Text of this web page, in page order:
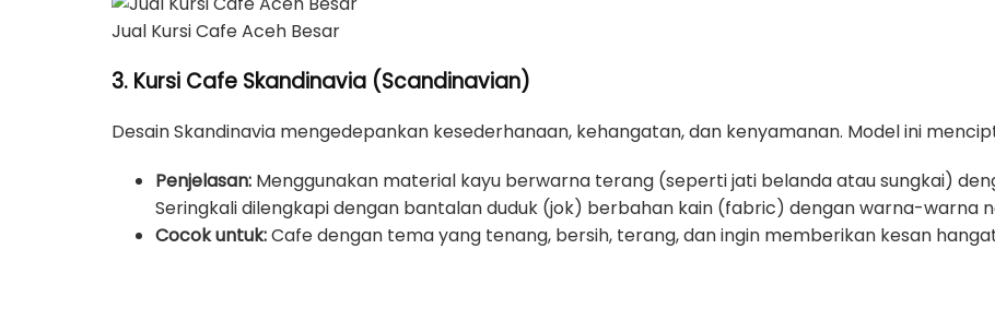
Jual Kursi Cafe Aceh Besar
3. Kursi Cafe Skandinavia (Scandinavian)
Desain Skandinavia mengedepankan kesederhanaan, kehangatan, dan kenyamanan. Model ini
Penjelasan: Menggunakan material kayu berwarna terang (seperti jati belanda atau sungkai)
Seringkali dilengkapi dengan bantalan duduk (jok) berbahan kain (fabric) dengan warna-warna
Cocok untuk:Cafe dengan tema yang tenang, bersih, terang, dan ingin memberikan kesan